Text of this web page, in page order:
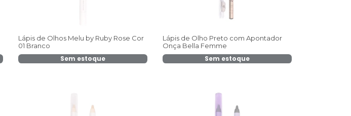
Lápis de Olhos Melu by Ruby Rose Cor
01 Branco
Sem estoque
Lápis de Olho Preto com Apontador
Onça Bella Femme
Sem estoque